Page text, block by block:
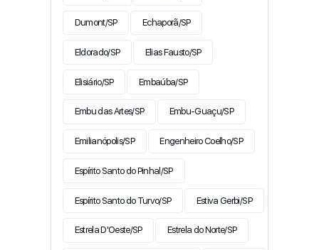
Dumont/SP Echaporã/SP
Eldorado/SP Elias Fausto/SP
Elisiário/SP Embaúba/SP
Embu das Artes/SP Embu-Guaçu/SP
Emilianópolis/SP Engenheiro Coelho/SP
Espírito Santo do Pinhal/SP
Espírito Santo do Turvo/SP Estiva Gerbi/SP
Estrela D'Oeste/SP Estrela do Norte/SP